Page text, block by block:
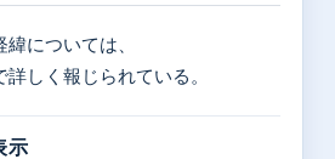
については、
詳しく報じられている。
示